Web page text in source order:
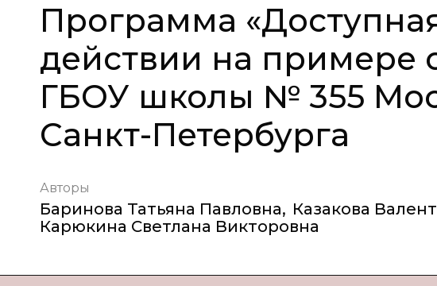
Программа
действии на примере
ГБОУ школы № 355
Санкт-Петербурга
Авторы
Баринова Татьяна Павловна, Казакова
Карюкина Светлана Викторовна